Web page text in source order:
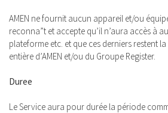
AMEN ne fournit aucun appareil et/ou
reconna”t et accepte qu’il n’aura accès à
plateforme etc. et que ces derniers restent
entière d’AMEN et/ou du Groupe Register.
Duree
Le Service aura pour durée la période